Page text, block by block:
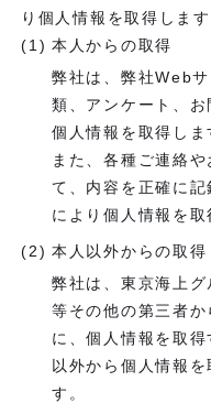
り個人情報を取得します
本人からの取得
弊社は、弊社Web
類、アンケート、
個人情報を取得しま
また、各種ご連絡
て、内容を正確に
により個人情報を取
本人以外からの取得
弊社は、東京海上
等その他の第三者
に、個人情報を取
以外から個人情報
す。